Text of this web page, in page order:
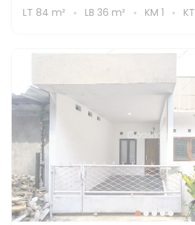
LT 84 m² LB 36 m² KM 1 KT